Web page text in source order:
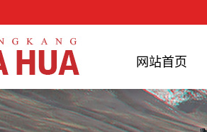
网站首页